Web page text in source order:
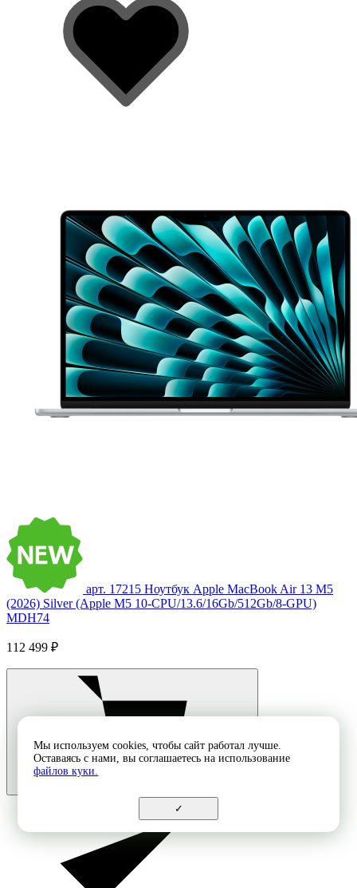
арт. 17215 Ноутбук Apple MacBook Air 13 M5
(2026) Silver (Apple M5 10-CPU/13.6/16Gb/512Gb/8-GPU)
MDH74
112 499 ₽
Мы используем cookies, чтобы сайт работал лучше.
Оставаясь с нами, вы соглашаетесь на использование
файлов куки.
✓